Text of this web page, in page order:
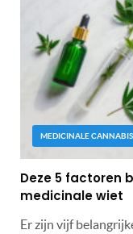
MEDICINALE CANNABIS
Deze 5 factoren
medicinale wiet
Er zijn vijf